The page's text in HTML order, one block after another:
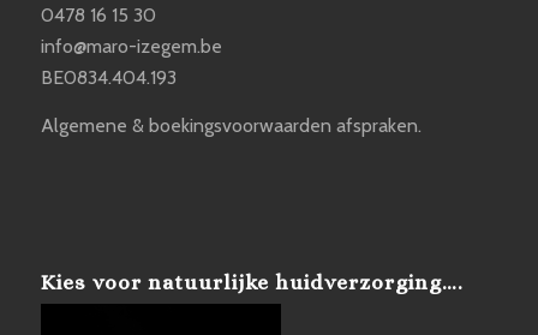
0478 16 15 30
info@maro-izegem.be
BE0834.404.193
Algemene & boekingsvoorwaarden afspraken.
Kies voor natuurlijke huidverzorging….